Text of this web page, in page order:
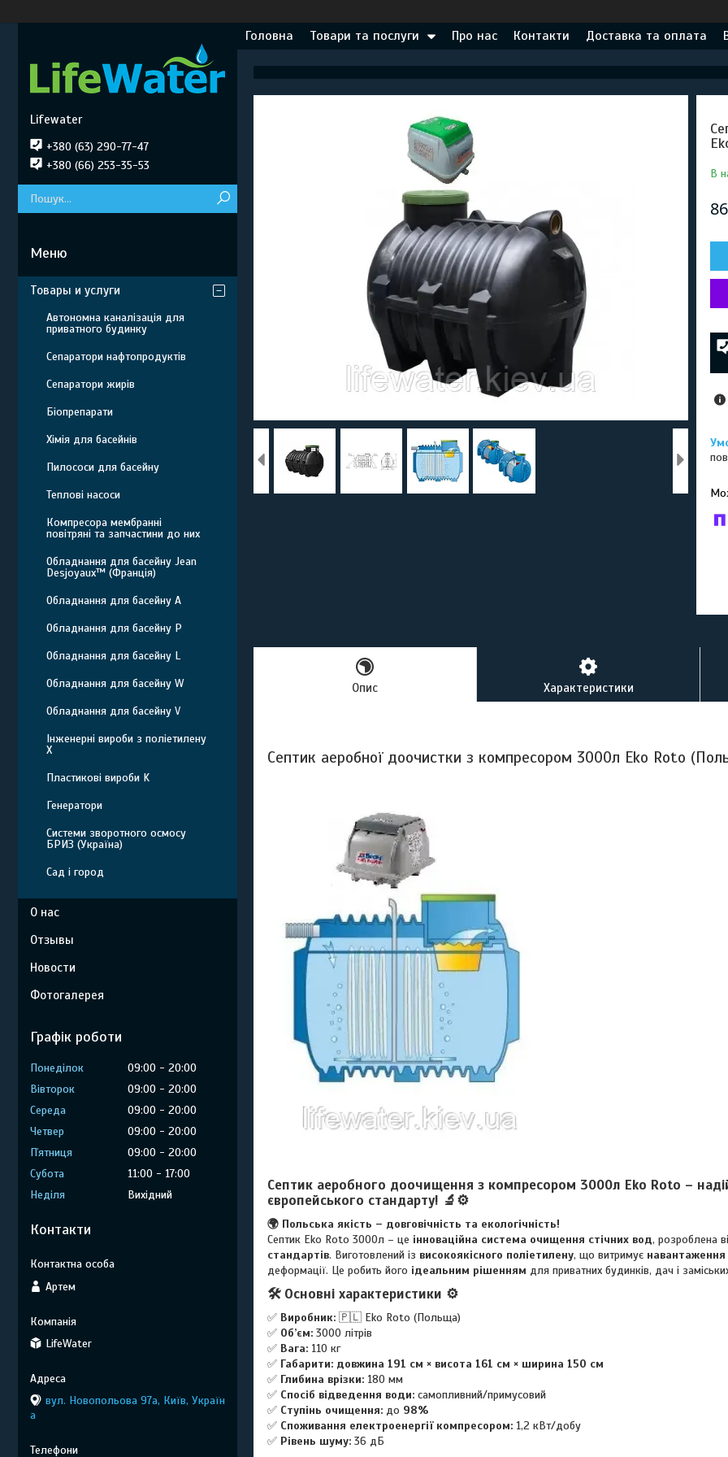
Головна Товари та послуги Про нас Контакти Доставка та оплата
В
Опис Характеристики
Септик аеробної доочистки з компресором 3000л Eko Roto
Септик аеробного доочищення з компресором 3000л Eko Roto –
європейського стандарту! 🔬⚙️
🌍 Польська якість – довговічність та екологічність!
Септик Eko Roto 3000л – це інноваційна система очищення стічних вод, розроблена
стандартів. Виготовлений із високоякісного поліетилену, що витримує навантаження
деформації. Це робить його ідеальним рішенням для приватних будинків, дач і
🛠 Основні характеристики ⚙️
✅ Виробник: 🇵🇱 Eko Roto (Польща)
✅ Об’єм: 3000 літрів
✅ Вага: 110 кг
✅ Габарити: довжина 191 см × висота 161 см × ширина 150 см
✅ Глибина врізки: 180 мм
✅ Спосіб відведення води: самопливний/примусовий
✅ Ступінь очищення: до 98%
✅ Споживання електроенергії компресором: 1,2 кВт/добу
✅ Рівень шуму: 36 дБ
Lifewater
+380 (63) 290-77-47
+380 (66) 253-35-53
Товары и услуги
Автономна каналізація для
приватного будинку
Сепаратори нафтопродуктів
Сепаратори жирів
Біопрепарати
Хімія для басейнів
Пилососи для басейну
Теплові насоси
Компресора мембранні
повітряні та запчастини до них
Обладнання для басейну Jean
Desjoyaux™ (Франція)
Обладнання для басейну A
Обладнання для басейну P
Обладнання для басейну L
Обладнання для басейну W
Обладнання для басейну V
Інженерні вироби з поліетилену
Х
Пластикові вироби K
Генератори
Системи зворотного осмосу
БРИЗ (Україна)
Сад і город
О нас
Отзывы
Новости
Фотогалерея
Графік роботи
Понеділок 09:00
20:00
Вівторок
09:00
20:00
Середа
09:00
20:00
Четвер
09:00
20:00
Пʼятниця
09:00
20:00
Субота
11:00
17:00
Неділя
Вихідний
Контакти
Артем
LifeWater
вул. Новопольова 97а, Київ, Україн
а